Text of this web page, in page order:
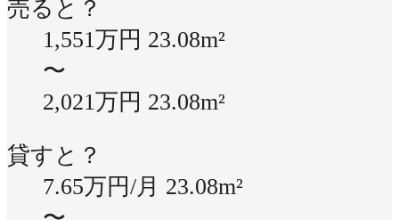
売ると？
1,551万円 23.08m²
〜
2,021万円 23.08m²
貸すと？
7.65万円/月 23.08m²